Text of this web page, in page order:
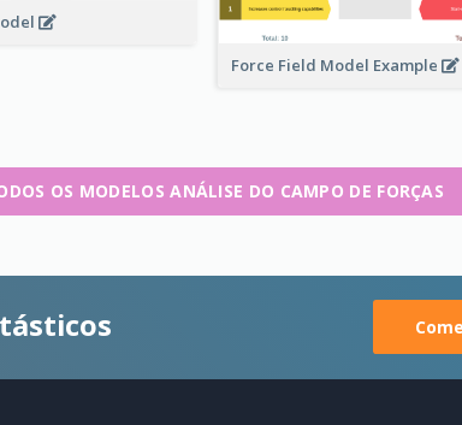
Force Field Model Example
OS MODELOS ANÁLISE DO CAMPO DE FORÇAS